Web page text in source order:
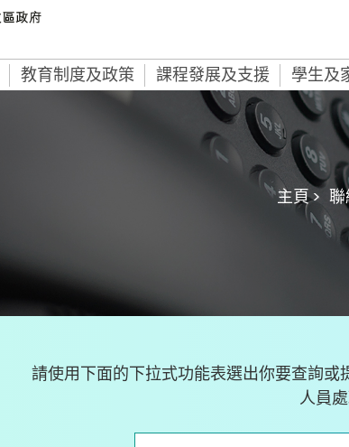
教育制度及政策 課程發展及支援 學生及
主頁 >
請使用下面的下拉式功能表選出你要查詢
人員處